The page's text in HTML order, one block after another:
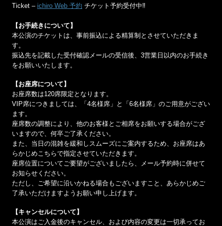
Ticket – ichiro Web 予約 チケット予約受付中‼️
【お手続きについて】
本公演のチケットは、事前振込による精算制とさせていただきま
す。
振込先を記載した受付確認メールの受信後、3営業日以内のお手続き
をお願いいたします。
【お座席について】
お座席数は120席限定となります。
VIP席につきましては、「4名様席」と「6名様席」のご用意がござい
ます。
座席数の調整により、他のお客様とご相席をお願いする場合がござ
いますので、何卒ご了承ください。
また、当日の混雑を緩和しスムーズにご案内するため、お座席はあ
らかじめこちらで指定させていただきます。
座席位置についてご要望がございましたら、メール予約時に併せて
お知らせください。
ただし、ご希望に沿いかねる場合もございますこと、あらかじめご
了承いただけますようお願い申し上げます。
【キャンセルについて】
本公演はご入金後のキャンセル、および内容の変更は一切承ってお